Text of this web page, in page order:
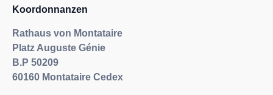
Koordonnanzen
Rathaus von Montataire
Platz Auguste Génie
B.P 50209
60160 Montataire Cedex